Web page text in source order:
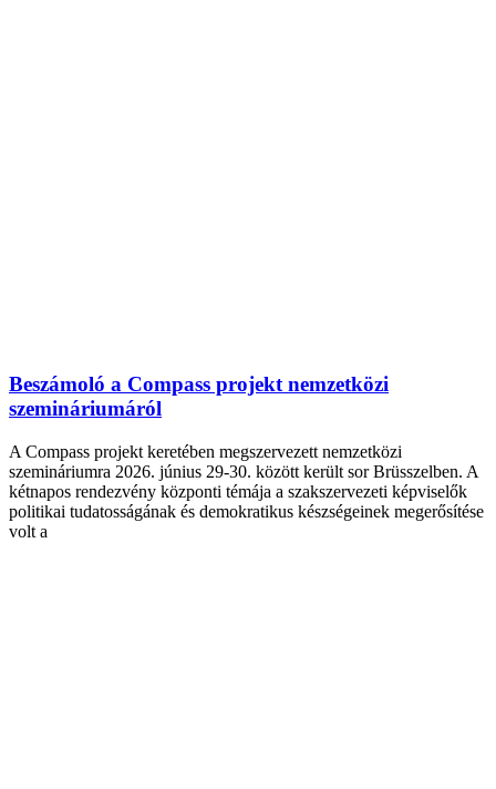
Beszámoló a Compass projekt nemzetközi
szemináriumáról
A Compass projekt keretében megszervezett nemzetközi
szemináriumra 2026. június 29-30. között került sor Brüsszelben. A
kétnapos rendezvény központi témája a szakszervezeti képviselők
politikai tudatosságának és demokratikus készségeinek megerősítése
volt a